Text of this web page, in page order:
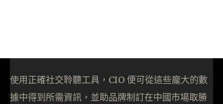
使用正確社交聆聽工具，CIO 便可從這些龐大的數
據中得到所需資訊，並助品牌制訂在中國市場取勝